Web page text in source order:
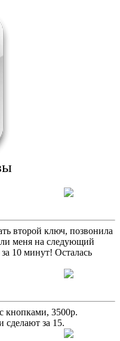
второй ключ, позвонила
меня на следующий
10 минут! Осталась
кнопками, 3500р.
сделают за 15.